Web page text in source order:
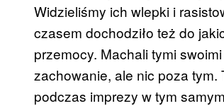
Widzieliśmy ich wlepki i
czasem dochodziło też do
przemocy. Machali tymi
zachowanie, ale nic poza tym.
podczas imprezy w tym